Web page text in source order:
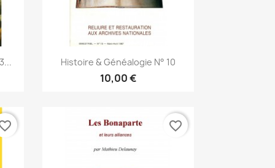
Snabbvy
Histoire & Généalogie N° 10
10,00 €
favorite_border